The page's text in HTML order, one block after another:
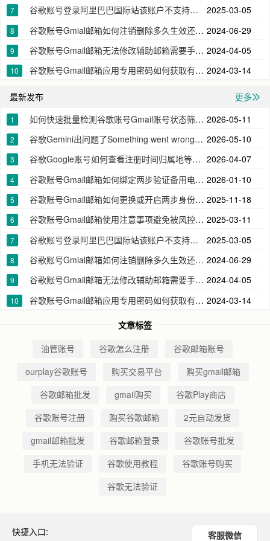
7 谷歌账号登录阿里巴巴国际站该账户不支持自助验证请联系客服帮您恢复账户 2025-03-05
8 谷歌账号Gmial邮箱如何注销删除多久生效还能再次注册吗 2024-06-29
9 谷歌账号Gmail邮箱无法修改辅助邮箱需要手机号验证 2024-04-05
10 谷歌账号Gmail邮箱应用专用密码如何获取有什么作用 2024-03-14
最新发布 更多
1 如何快速批量检测谷歌账号Gmail账号状态筛选出无效账号 2026-05-11
2 谷歌Gemini出问题了Something went wrong在此国家/地区无法使用 2026-05-10
3 谷歌Google账号如何查看注册时间归属地等详细的信息 2026-04-07
4 谷歌账号Gmail邮箱如何绑定两步验证备用电话号码 2026-01-10
5 谷歌账号Gmail邮箱如何更换或开启两步身份验证器app下载密钥2FA 2025-11-18
6 谷歌账号Gmail邮箱使用注意事项避免被风控无法登录 2025-03-11
7 谷歌账号登录阿里巴巴国际站该账户不支持自助验证请联系客服帮您恢复账户 2025-03-05
8 谷歌账号Gmial邮箱如何注销删除多久生效还能再次注册吗 2024-06-29
9 谷歌账号Gmail邮箱无法修改辅助邮箱需要手机号验证 2024-04-05
10 谷歌账号Gmail邮箱应用专用密码如何获取有什么作用 2024-03-14
文章标签
油管账号
谷歌怎么注册
谷歌邮箱账号
ourplay谷歌账号
购买交易平台
购买gmail邮箱
谷歌邮箱批发
gmail购买
谷歌Play商店
谷歌账号注册
购买谷歌邮箱
2元自动发货
gmail邮箱批发
谷歌邮箱登录
谷歌账号批发
手机无法验证
谷歌使用教程
谷歌账号购买
谷歌无法验证
快捷入口: 客服微信